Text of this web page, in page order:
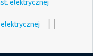
elektrycznej
elektrycznej